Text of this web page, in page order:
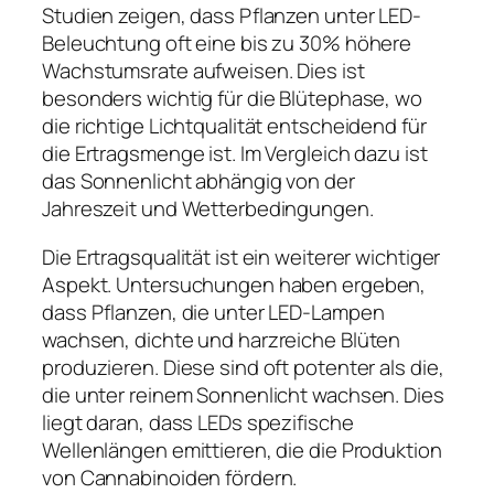
Studien zeigen, dass Pflanzen unter LED-
Beleuchtung oft eine bis zu 30% höhere
Wachstumsrate aufweisen. Dies ist
besonders wichtig für die Blütephase, wo
die richtige Lichtqualität entscheidend für
die Ertragsmenge ist. Im Vergleich dazu ist
das Sonnenlicht abhängig von der
Jahreszeit und Wetterbedingungen.
Die Ertragsqualität ist ein weiterer wichtiger
Aspekt. Untersuchungen haben ergeben,
dass Pflanzen, die unter LED-Lampen
wachsen, dichte und harzreiche Blüten
produzieren. Diese sind oft potenter als die,
die unter reinem Sonnenlicht wachsen. Dies
liegt daran, dass LEDs spezifische
Wellenlängen emittieren, die die Produktion
von Cannabinoiden fördern.